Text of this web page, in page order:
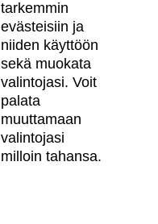
tarkemmin
evästeisiin ja
niiden käyttöön
sekä muokata
valintojasi. Voit
palata
muuttamaan
valintojasi
milloin tahansa.